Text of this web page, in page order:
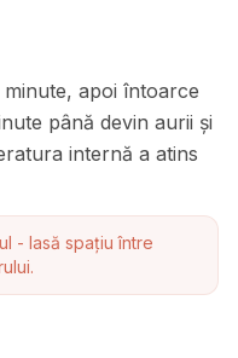
minute, apoi întoarce
până devin aurii și
internă a atins
- lasă spațiu între